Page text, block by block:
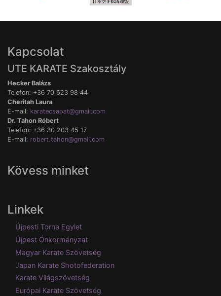
Kapcsolat
UTE KARATE Szakosztály
Hecker Balázs
Telefon: +36 70 623 98 44
Cheritah Laura
E-mail: karatecsapat@gmail.com
Dr. Tahon Róbert
Telefon: +36 30 203 45 17
E-mail: robert.tahon@gmail.com
Kövess minket
Linkek
Újpesti Torna Egylet
Újpest Önkormányzat
Magyar Karate Szövetség
Japan Karate Shotofederation
Karate Világszövetség
Európai Karate Szövetség